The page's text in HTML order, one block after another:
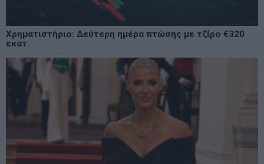
Χρηματιστήριο: Δεύτερη ημέρα πτώσης με τζίρο €320
εκατ.